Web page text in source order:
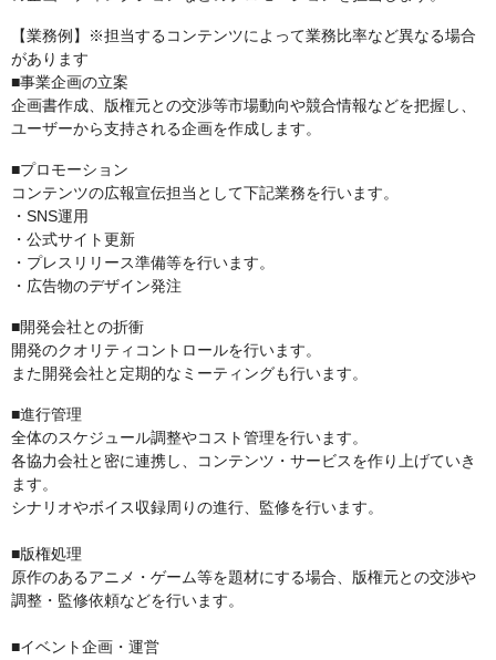
【業務例】※担当するコンテンツによって業務比率など異なる場合
があります
■事業企画の立案
企画書作成、版権元との交渉等市場動向や競合情報などを把握し、
ユーザーから支持される企画を作成します。
■プロモーション
コンテンツの広報宣伝担当として下記業務を行います。
・SNS運用
・公式サイト更新
・プレスリリース準備等を行います。
・広告物のデザイン発注
■開発会社との折衝
開発のクオリティコントロールを行います。
また開発会社と定期的なミーティングも行います。
■進行管理
全体のスケジュール調整やコスト管理を行います。
各協力会社と密に連携し、コンテンツ・サービスを作り上げていき
ます。
シナリオやボイス収録周りの進行、監修を行います。
■版権処理
原作のあるアニメ・ゲーム等を題材にする場合、版権元との交渉や
調整・監修依頼などを行います。
■イベント企画・運営